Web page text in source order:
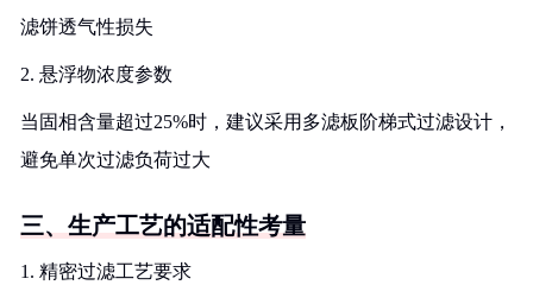
滤饼透气性损失
2. 悬浮物浓度参数
当固相含量超过25%时，建议采用多滤板阶梯式过滤设计，
避免单次过滤负荷过大
三、生产工艺的适配性考量
1. 精密过滤工艺要求